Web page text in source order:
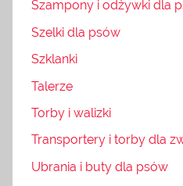
Szampony i odżywki dla
Szelki dla psów
Szklanki
Talerze
Torby i walizki
Transportery i torby dla
Ubrania i buty dla psów